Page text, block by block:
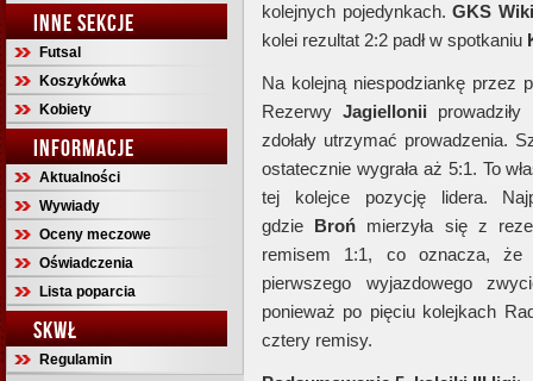
INNE SEKCJE
Futsal
Koszykówka
Kobiety
INFORMACJE
Aktualności
Wywiady
Oceny meczowe
Oświadczenia
Lista poparcia
SKWŁ
Regulamin
kolejnych pojedynkach.GKS
kolei rezultat 2:2 padł w spotkaniu
Na kolejną niespodziankę przez
Rezerwy Jagiellonii
zdołały utrzymać prowadzenia.
ostatecznie wygrała aż 5:1. To
tej kolejce pozycję lidera.
gdzie Broń mierzyła się z
remisem 1:1, co oznacza,
pierwszego wyjazdowego
ponieważ po pięciu kolejkach
cztery remisy.